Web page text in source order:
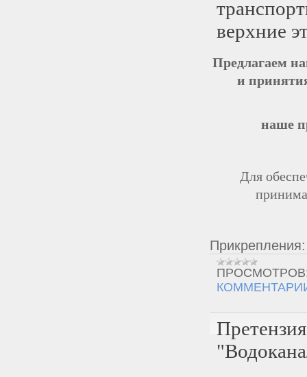
верхние
Предлагаем
и
наше
Для